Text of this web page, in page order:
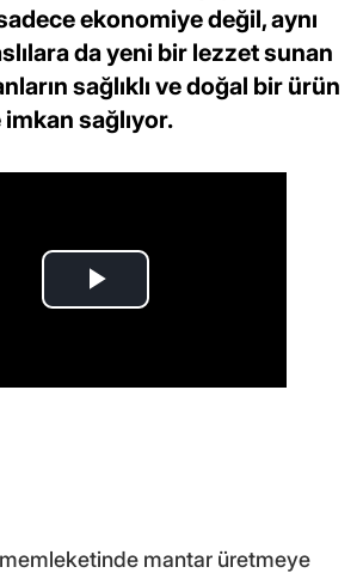
ekonomiye değil, aynı
da yeni bir lezzet sunan
sağlıklı ve doğal bir ürün
sağlıyor.
memleketinde mantar üretmeye